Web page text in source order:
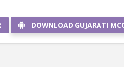
DOWNLOAD GUJARATI